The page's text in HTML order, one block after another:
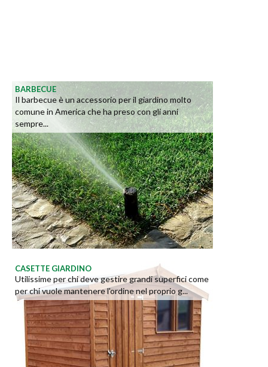
BARBECUE
Il barbecue è un accessorio per il giardino molto
comune in America che ha preso con gli anni
sempre...
CASETTE GIARDINO
Utilissime per chi deve gestire grandi superfici come
per chi vuole mantenere l'ordine nel proprio g...